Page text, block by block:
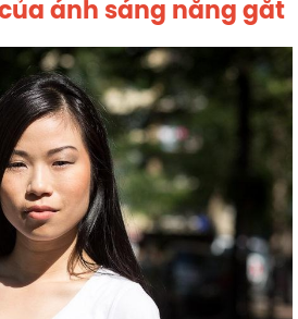
ánh sáng nắng gắt